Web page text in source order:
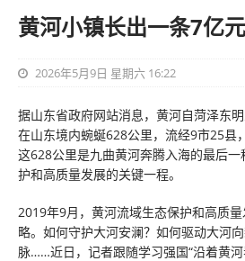
黄河小镇长出一条7亿
2026年5月9日 星期六 16:22
据山东省政府网站消息，黄河自菏泽东明
在山东境内蜿蜒628公里，流经9市25县
这628公里是九曲黄河奔腾入海的最后
护和高质量发展的关键一程。
2019年9月，黄河流域生态保护和高质
略。如何守护大河安澜？如何驱动大河
脉……近日，记者跟随学习强国“沿着黄河